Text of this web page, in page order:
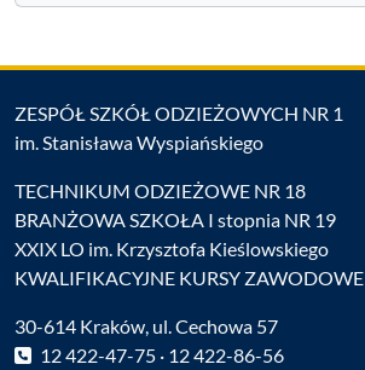
ZESPÓŁ SZKÓŁ ODZIEŻOWYCH NR 1
im. Stanisława Wyspiańskiego
TECHNIKUM ODZIEŻOWE NR 18
BRANŻOWA SZKOŁA I stopnia NR 19
XXIX LO im. Krzysztofa Kieślowskiego
KWALIFIKACYJNE KURSY ZAWODOWE
30-614 Kraków, ul. Cechowa 57
12 422-47-75 · 12 422-86-56